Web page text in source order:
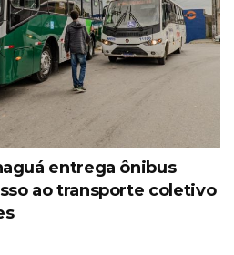
entrega ônibus
ao transporte coletivo